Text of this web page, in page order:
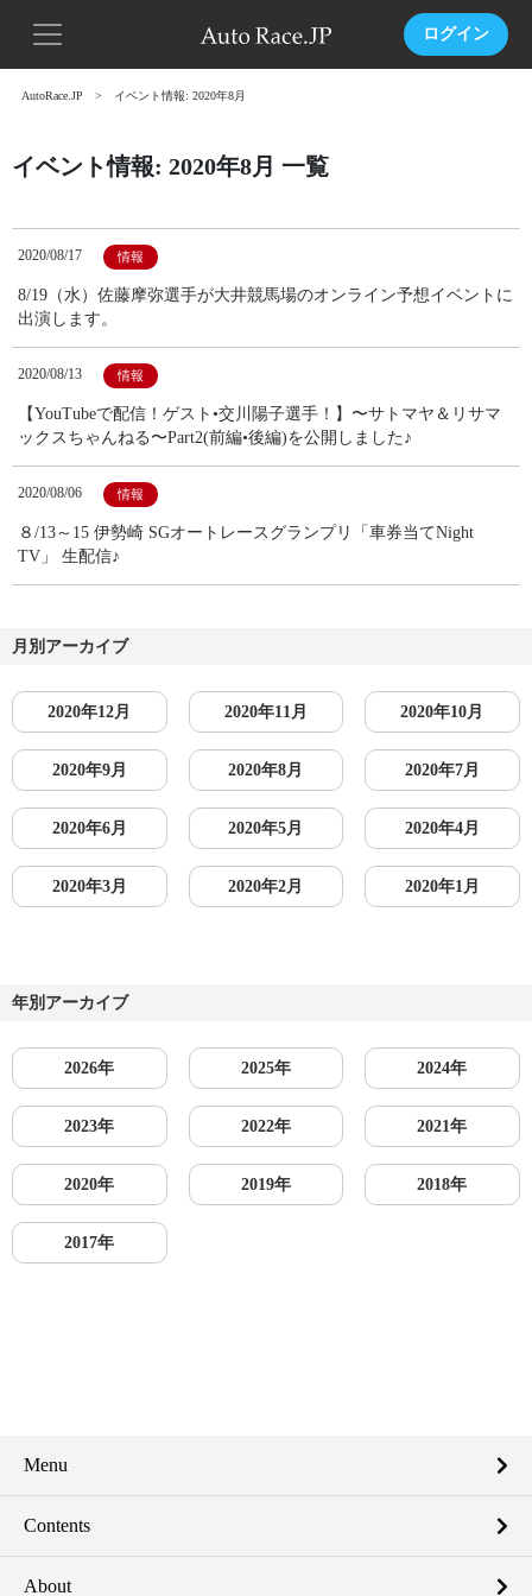
ログイン
AutoRace.JP イベント情報: 2020年8月
イベント情報: 2020年8月 一覧
2020/08/17 情報
8/19（水）佐藤摩弥選手が大井競馬場のオンライン予想イベントに
出演します。
2020/08/13 情報
【YouTubeで配信！ゲスト•交川陽子選手！】〜サトマヤ＆リサマ
ックスちゃんねる〜Part2(前編•後編)を公開しました♪
2020/08/06 情報
８/13～15 伊勢崎 SGオートレースグランプリ「車券当てNight
TV」 生配信♪
月別アーカイブ
2020年12月 2020年11月 2020年10月
2020年9月 2020年8月 2020年7月
2020年6月 2020年5月 2020年4月
2020年3月 2020年2月 2020年1月
年別アーカイブ
2026年 2025年 2024年
2023年 2022年 2021年
2020年 2019年 2018年
2017年
Menu
Contents
About